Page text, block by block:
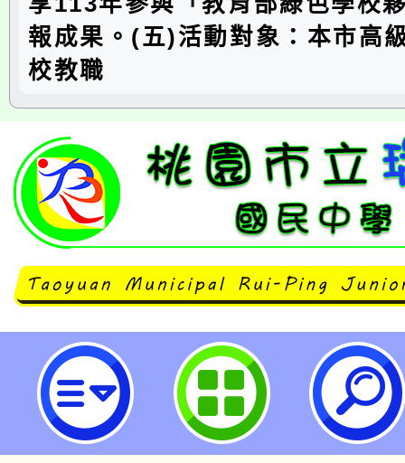
報成果。(五)活動對象：本市高
校教職
114年度推展教育部綠色學校夥伴
校園分享會-桃園市立瑞坪國民中學